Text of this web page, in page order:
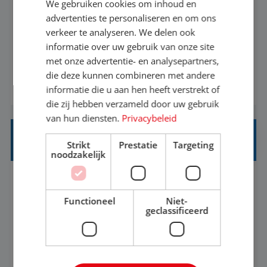
Een vakantie plannen is het leukste dat er is. Of
het nu voor jezelf is, of voor een ander: jij vindt
het super om een mooie reis van A tot Z te
regelen. Door jouw kennis en ervaring leren onze
vakantiegangers de meest prachtige plekjes op
aarde kennen! 🏝️Wat ga je doen?Klantgericht
werken: of het nu gaat om vragen ...
BEKIJK VACATURE
REISADVISEUR JUNIOR
Hoorn, Noord-Holland, Nederland
Baan
37-40+ uur
MBO
Met jouw ervaring in de reisbranche of
We gebruiken cookies om inhoud en
advertenties te personaliseren en om ons
verkeer te analyseren. We delen ook
informatie over uw gebruik van onze site
met onze advertentie- en analysepartners,
die deze kunnen combineren met andere
informatie die u aan hen heeft verstrekt of
die zij hebben verzameld door uw gebruik
van hun diensten. Privacybeleid
Strikt
noodzakelijk
Prestatie Targeting
Functioneel
Niet-
geclassificeerd